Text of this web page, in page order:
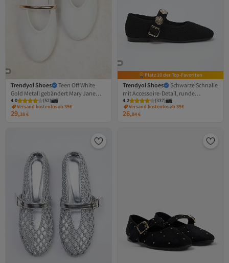
Trendyol Shoes
Teen Off White
Gold Metall gebändert Mary Jane
Mandel Zehe Babet
TAKAW26BE000050
4.0 (52)
Versand kostenlos ab 35€
29,38€
Platz 10 der Top-Favoriten
Trendyol Shoes
Schwarze Schnalle
mit Accessoire-Detail, runde
Zehenpartie, Tweed-Mary-Jane-
Ballerinas für Damen
TAKSS25BE00011
4.2 (337)
Versand kostenlos ab 35€
26,84€